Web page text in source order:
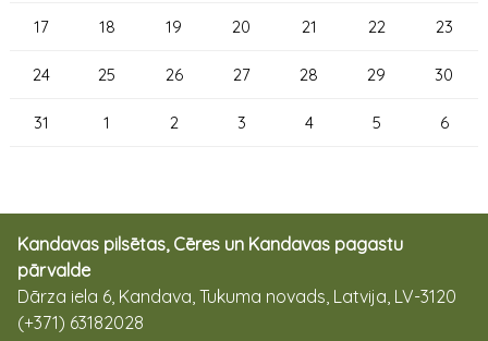
17 18 19 20 21 22 23
24 25 26 27 28 29 30
31 1 2 3 4 5 6
Kandavas pilsētas, Cēres un Kandavas pagastu
pārvalde
Dārza iela 6, Kandava, Tukuma novads, Latvija, LV-3120
(+371) 63182028